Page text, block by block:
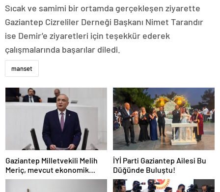
Sıcak ve samimi bir ortamda gerçekleşen ziyarette
Gaziantep Cizreliler Derneği Başkanı Nimet Tarandır
ise Demir’e ziyaretleri için teşekkür ederek
çalışmalarında başarılar diledi.
manset
Gaziantep Milletvekili Melih
Meriç, mevcut ekonomik
koşullarda dar gelirli
vatandaşların konut sahibi
İYİ Parti Gaziantep Ailesi Bu
Düğünde Buluştu!